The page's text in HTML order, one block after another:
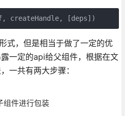
createHandle, [deps])
式，但是相当于做了一定的优
一定的api给父组件，根据在文
一共有两大步骤：
组件进行包装